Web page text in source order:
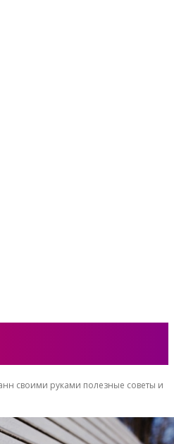
своими руками полезные советы и